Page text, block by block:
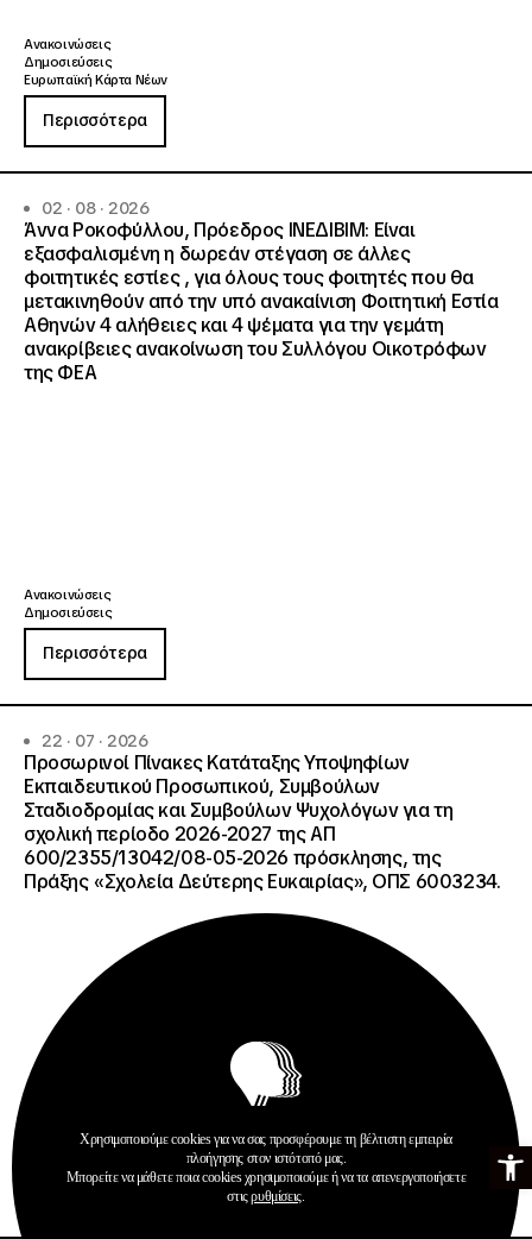
Ανοίξτε
Ανακοινώσεις
Δημοσιεύσεις
Ευρωπαϊκή Κάρτα Νέων
Περισσότερα
02 · 08 · 2026
Άννα Ροκοφύλλου, Πρόεδρος ΙΝΕΔΙΒΙΜ: Είναι
εξασφαλισμένη η δωρεάν στέγαση σε άλλες
φοιτητικές εστίες , για όλους τους φοιτητές που θα
μετακινηθούν από την υπό ανακαίνιση Φοιτητική Εστία
Αθηνών 4 αλήθειες και 4 ψέματα για την γεμάτη
ανακρίβειες ανακοίνωση του Συλλόγου Οικοτρόφων
της ΦΕΑ
Ανακοινώσεις
Δημοσιεύσεις
Περισσότερα
22 · 07 · 2026
Προσωρινοί Πίνακες Κατάταξης Υποψηφίων
Εκπαιδευτικού Προσωπικού, Συμβούλων
Σταδιοδρομίας και Συμβούλων Ψυχολόγων για τη
σχολική περίοδο 2026-2027 της ΑΠ
600/2355/13042/08-05-2026 πρόσκλησης, της
Πράξης «Σχολεία Δεύτερης Ευκαιρίας», ΟΠΣ 6003234.
Σχολεία Δεύτερης Ευκαιρίας
Περισσότερα
Χρησιμοποιούμε cookies για να σας προσφέρουμε τη βέλτιστη εμπειρία
πλοήγησης στον ιστότοπό μας.
Μπορείτε να μάθετε ποια cookies χρησιμοποιούμε ή να τα απενεργοποιήσετε
στιςρυθμίσεις.